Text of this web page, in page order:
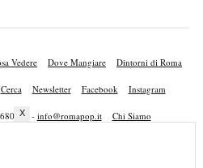
Vedere Dove Mangiare Dintorni di Roma
Cerca Newsletter Facebook Instagram
- info@romapop.it Chi Siamo
X